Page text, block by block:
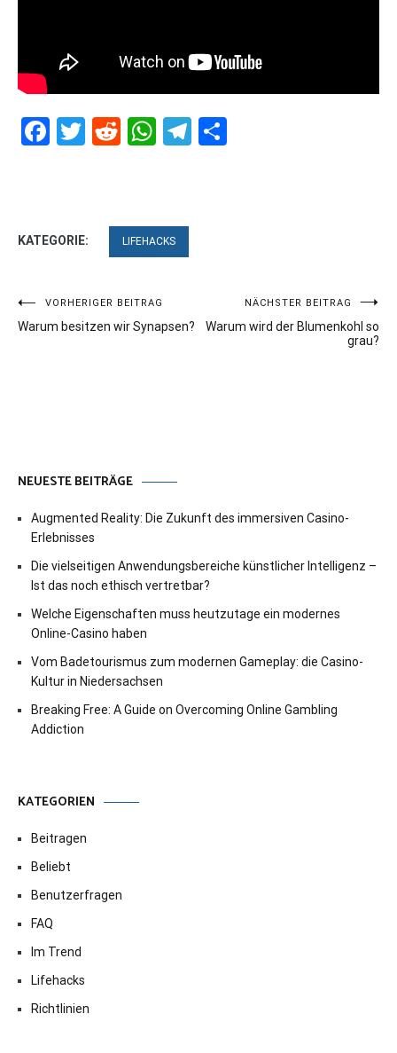
Facebook
Twitter
RedditWhatsApp
Telegram
KATEGORIE: LIFEHACKS
Beitragsnavigation
VORHERIGER BEITRAG
Warum besitzen wir Synapsen?
NÄCHSTER BEITRAG
Warum wird der Blumenkohl so
grau?
NEUESTE BEITRÄGE
Augmented Reality: Die Zukunft des immersiven Casino-
Erlebnisses
Die vielseitigen Anwendungsbereiche künstlicher Intelligenz –
Ist das noch ethisch vertretbar?
Welche Eigenschaften muss heutzutage ein modernes
Online-Casino haben
Vom Badetourismus zum modernen Gameplay: die Casino-
Kultur in Niedersachsen
Breaking Free: A Guide on Overcoming Online Gambling
Addiction
KATEGORIEN
Beitragen
Beliebt
Benutzerfragen
FAQ
Im Trend
Lifehacks
Richtlinien